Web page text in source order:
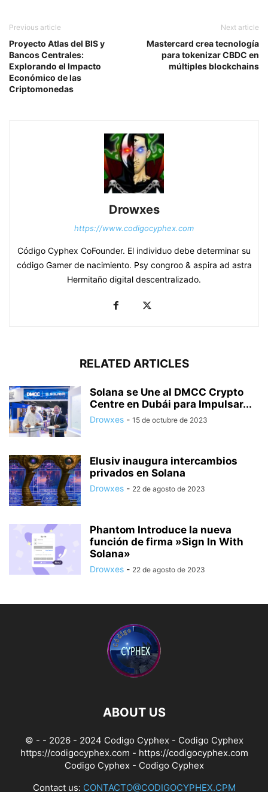
Previous article
Proyecto Atlas del BIS y
Bancos Centrales:
Explorando el Impacto
Económico de las
Criptomonedas
Next article
Mastercard crea tecnología
para tokenizar CBDC en
múltiples blockchains
Drowxes
https://www.codigocyphex.com
Código Cyphex CoFounder. El individuo debe determinar su
código Gamer de nacimiento. Psy congroo & aspira ad astra
Hermitaño digital descentralizado.
RELATED ARTICLES
Solana se Une al DMCC Crypto
Centre en Dubái para Impulsar...
Drowxes - 15 de octubre de 2023
Elusiv inaugura intercambios
privados en Solana
Drowxes - 22 de agosto de 2023
Phantom Introduce la nueva
función de firma »Sign In With
Solana»
Drowxes - 22 de agosto de 2023
ABOUT US
© - - 2026 - 2024 Codigo Cyphex - Codigo Cyphex
https://codigocyphex.com - https://codigocyphex.com
Codigo Cyphex - Codigo Cyphex
Contact us: CONTACTO@CODIGOCYPHEX.CPM